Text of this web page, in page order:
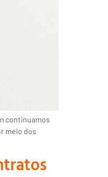
continuamos
meio dos